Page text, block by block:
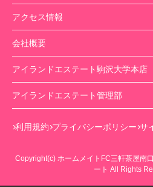
アクセス情報
会社概要
アイランドエステート駒沢大学本店
アイランドエステート管理部
利用規約 プライバシーポリシー サ
Copyright(c) ホームメイトFC三軒茶屋南
ート All Rights